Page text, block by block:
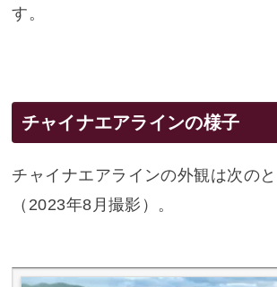
す。
チャイナエアラインの様子
チャイナエアラインの外観は次の
（2023年8月撮影）。